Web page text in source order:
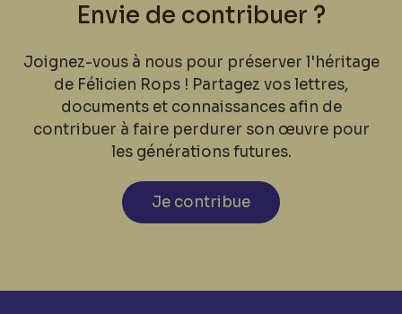
Envie de contribuer ?
Joignez-vous à nous pour préserver l'héritage
de Félicien Rops ! Partagez vos lettres,
documents et connaissances afin de
contribuer à faire perdurer son œuvre pour
les générations futures.
Je contribue